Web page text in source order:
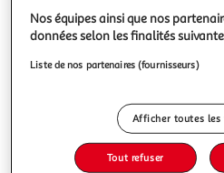
Afficher le
Caractéristiques
Nos équipes ainsi que nos
données selon les finalités
Liste de nos partenaires (fournisseurs)
Afficher toutes
Tout refuser